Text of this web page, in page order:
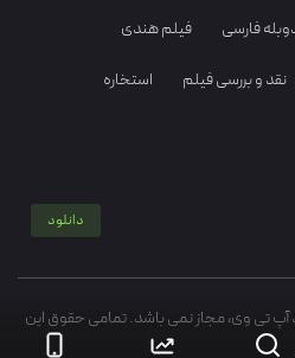
فارسی فیلم هندی
نقد و بررسی فیلم استخاره
دانلود
آپ تی وی، مجاز نمی باشد. تمامی حقوق این